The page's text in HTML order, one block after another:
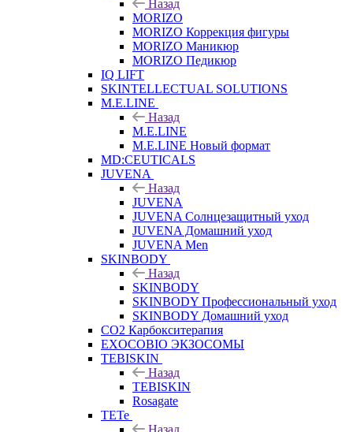
Назад
MORIZO
MORIZO Коррекция фигуры
MORIZO Маникюр
MORIZO Педикюр
IQ LIFT
SKINTELLECTUAL SOLUTIONS
M.E.LINE
Назад
M.E.LINE
M.E.LINE Новый формат
MD:CEUTICALS
JUVENA
Назад
JUVENA
JUVENA Солнцезащитный уход
JUVENA Домашний уход
JUVENA Men
SKINBODY
Назад
SKINBODY
SKINBODY Профессиональный уход
SKINBODY Домашний уход
CO2 Карбокситерапия
EXOCOBIO ЭКЗОСОМЫ
TEBISKIN
Назад
TEBISKIN
Rosagate
TETe
Назад